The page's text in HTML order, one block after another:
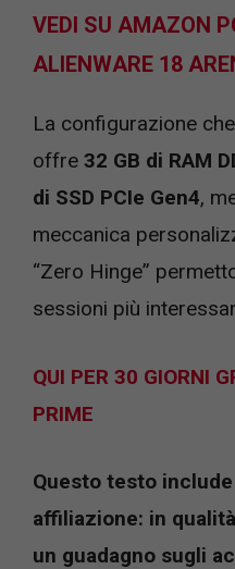
VEDI SU AMAZON
ALIENWARE 18
La configurazione
offre 32 GB di RAM
di SSD PCIe Gen4,
meccanica
“Zero Hinge”
sessioni più
QUI PER 30 GIORNI
PRIME
Questo testo
affiliazione: in
un guadagno sugli